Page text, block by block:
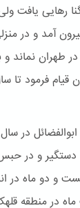
رهایی یافت
آمد و در
طهران نماند
و در
و دو ماه در
ماه در منطقه